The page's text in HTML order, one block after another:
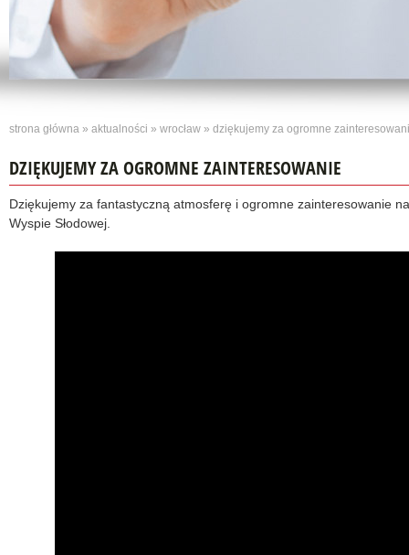
strona główna » aktualności » wrocław » dziękujemy za ogromne
DZIĘKUJEMY ZA OGROMNE ZAINTERESOWANIE
Dziękujemy za fantastyczną atmosferę i ogromne zainteresowanie
Wyspie Słodowej.